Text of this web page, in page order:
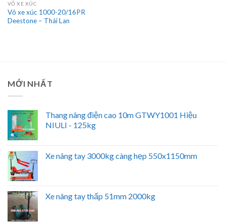
VỎ XE XÚC
Vỏ xe xúc 1000-20/16PR
Deestone – Thái Lan
MỚI NHẤT
Thang nâng điện cao 10m GTWY1001 Hiệu
NIULI - 125kg
Xe nâng tay 3000kg càng hẹp 550x1150mm
Xe nâng tay thấp 51mm 2000kg